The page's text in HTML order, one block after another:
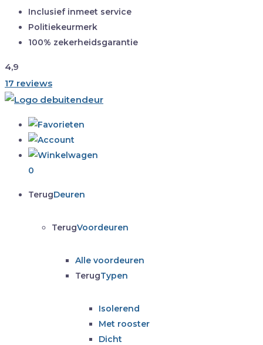
Inclusief inmeet service
Politiekeurmerk
100% zekerheidsgarantie
4,9
17 reviews
0
TerugDeuren
TerugVoordeuren
Alle voordeuren
TerugTypen
Isolerend
Met rooster
Dicht